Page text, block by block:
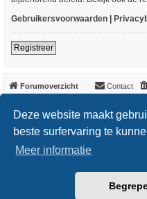
Deze website maakt
beste surfervaring te
Meer informatie
Gebruikersvoorwaarden |
Registreer
Forumoverzicht Contact
*Original
*Updated to
* Style
Powered by